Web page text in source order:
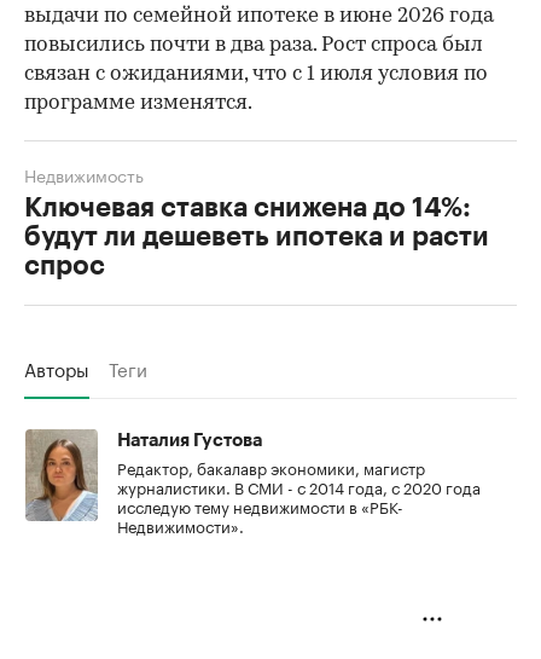
выдачи по семейной ипотеке в июне 2026 года
повысились почти в два раза. Рост спроса был
связан с ожиданиями, что с 1 июля условия по
программе изменятся.
Ключевая ставка снижена до 14%:
будут ли дешеветь ипотека и расти
спрос
Недвижимость
Авторы Теги
Наталия Густова
Редактор, бакалавр экономики, магистр
журналистики. В СМИ - с 2014 года, с 2020 года
исследую тему недвижимости в «РБК-
Недвижимости».